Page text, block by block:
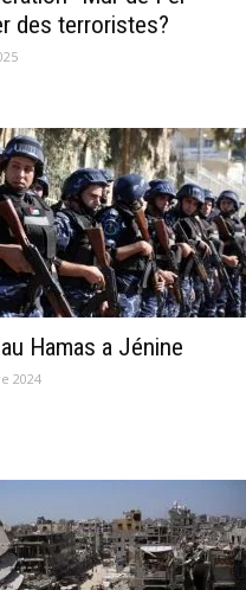
des terroristes?
au Hamas a Jénine
2024